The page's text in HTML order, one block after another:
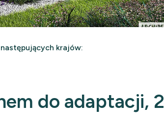
krajów:
do adaptacji, 2